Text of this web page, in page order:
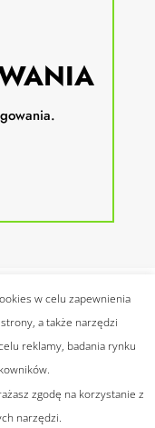
Projekt:
w celu zapewnienia
a także narzędzi
reklamy, badania rynku
zgodę na korzystanie z
narzędzi.